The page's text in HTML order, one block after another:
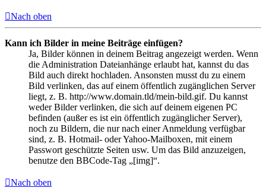
Nach oben
Kann ich Bilder in meine Beiträge einfügen?
Ja, Bilder können in deinem Beitrag angezeigt werden. Wenn
die Administration Dateianhänge erlaubt hat, kannst du das
Bild auch direkt hochladen. Ansonsten musst du zu einem
Bild verlinken, das auf einem öffentlich zugänglichen Server
liegt, z. B. http://www.domain.tld/mein-bild.gif. Du kannst
weder Bilder verlinken, die sich auf deinem eigenen PC
befinden (außer es ist ein öffentlich zugänglicher Server),
noch zu Bildern, die nur nach einer Anmeldung verfügbar
sind, z. B. Hotmail- oder Yahoo-Mailboxen, mit einem
Passwort geschützte Seiten usw. Um das Bild anzuzeigen,
benutze den BBCode-Tag „[img]“.
Nach oben